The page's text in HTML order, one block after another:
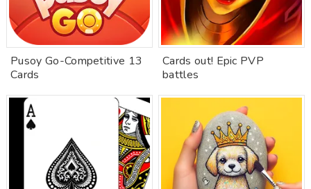
Pusoy Go-Competitive 13
Cards
Cards out! Epic PVP
battles